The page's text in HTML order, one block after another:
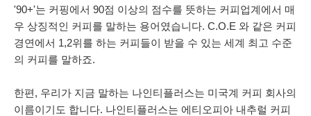
'90+'는 커핑에서 90점 이상의 점수를 뜻하는 커피업계에서 매
우 상징적인 커피를 말하는 용어였습니다. C.O.E 와 같은 커피
경연에서 1,2위를 하는 커피들이 받을 수 있는 세계 최고 수준
의 커피를 말하죠.
한편, 우리가 지금 말하는 나인티플러스는 미국계 커피 회사의
이름이기도 합니다. 나인티플러스는 에티오피아 내추럴 커피